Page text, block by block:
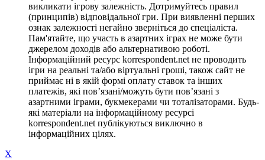
викликати ігрову залежність. Дотримуйтесь правил
(принципів) відповідальної гри. При виявленні перших
ознак залежності негайно зверніться до спеціаліста.
Пам'ятайте, що участь в азартних іграх не може бути
джерелом доходів або альтернативою роботі.
Інформаційний ресурс korrespondent.net не проводить
ігри на реальні та/або віртуальні гроші, також сайт не
приймає ні в якій формі оплату ставок та інших
платежів, які пов’язані/можуть бути пов’язані з
азартними іграми, букмекерами чи тоталізаторами. Будь-
які матеріали на інформаційному ресурсі
korrespondent.net публікуються виключно в
інформаційних цілях.
X